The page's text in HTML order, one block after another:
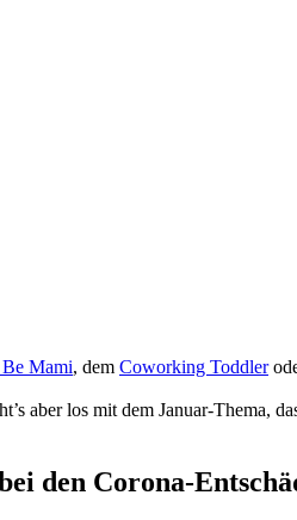
Mami, dem Coworking Toddler
aber los mit dem Januar-Thema,
den Corona-